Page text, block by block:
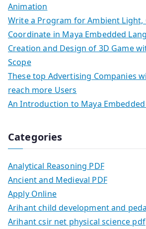
Animation
Write a Program for Ambient Light,
Coordinate in Maya Embedded
Creation and Design of 3D Game
Scope
These top Advertising Companies
reach more Users
An Introduction to Maya Embedded
Categories
Analytical Reasoning PDF
Ancient and Medieval PDF
Apply Online
Arihant child development and
Arihant csir net physical science pdf